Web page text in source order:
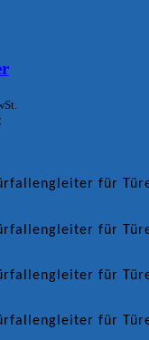
für
für
für
für